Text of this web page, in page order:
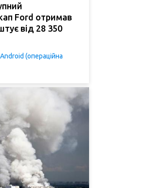
Ford отримав
від 28 350
Android (операційна